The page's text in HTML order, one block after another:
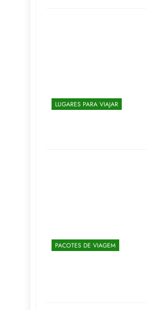
LUGARES PARA VIAJAR
PACOTES DE VIAGEM